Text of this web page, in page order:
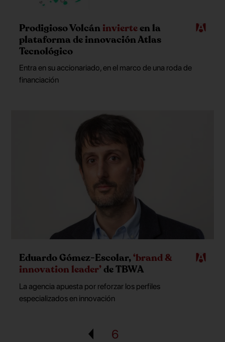
Prodigioso Volcán invierteen la
plataforma de innovación Atlas
Tecnológico
Entra en su accionariado, en el marco de una roda de
financiación
Eduardo Gómez-Escolar,‘brand &
innovation leader’de TBWA
La agencia apuesta por reforzar los perfiles
especializados en innovación
6